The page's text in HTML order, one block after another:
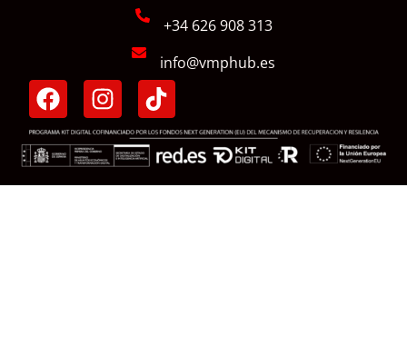
+34 626 908 313
info@vmphub.es